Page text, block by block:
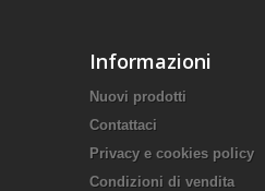
Informazioni
Nuovi prodotti
Contattaci
Privacy e cookies policy
Condizioni di vendita